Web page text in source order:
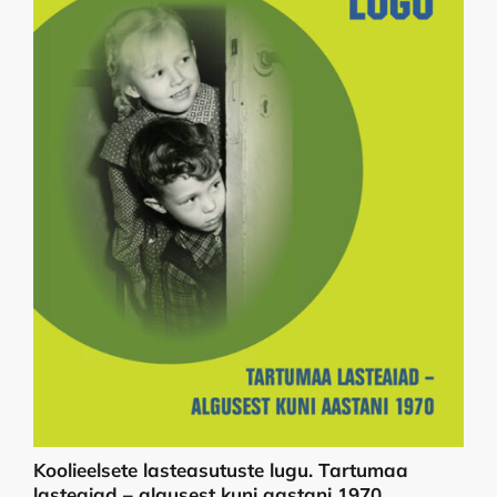
Koolieelsete lasteasutuste lugu. Tartumaa